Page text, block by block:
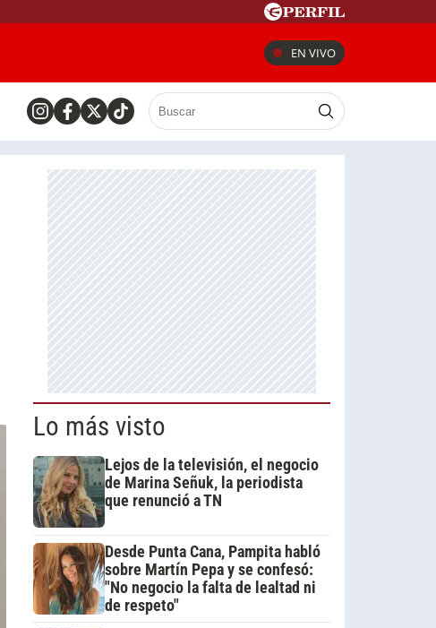
EN VIVO
Lo más visto
Lejos de la televisión, el negocio
de Marina Señuk, la periodista
que renunció a TN
Desde Punta Cana, Pampita habló
sobre Martín Pepa y se confesó:
"No negocio la falta de lealtad ni
de respeto"